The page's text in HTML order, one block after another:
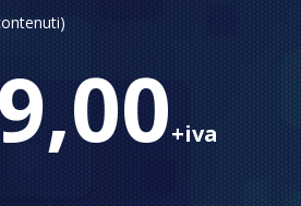
+iva